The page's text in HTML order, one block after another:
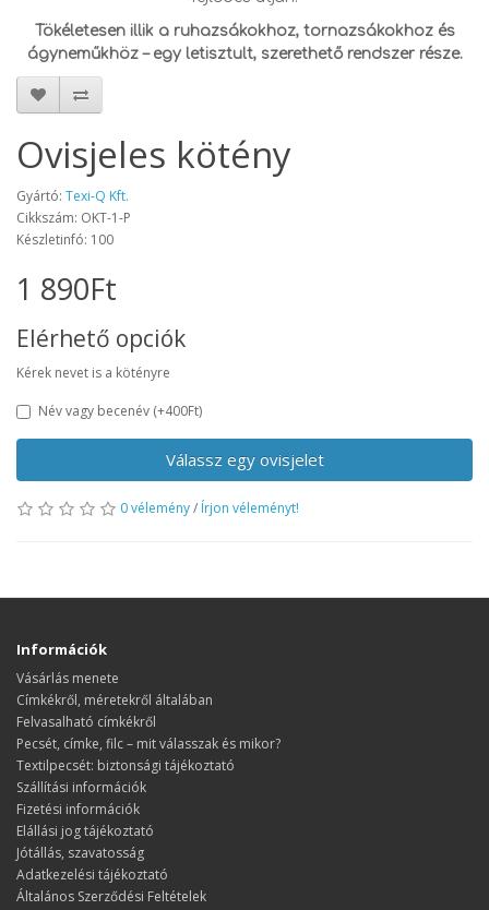
Tökéletesen illik a ruhazsákokhoz, tornazsákokhoz és
ágyneműkhöz – egy letisztult, szerethető rendszer része.
Ovisjeles kötény
Gyártó: Texi-Q Kft.
Cikkszám: OKT-1-P
Készletinfó: 100
1 890Ft
Elérhető opciók
Kérek nevet is a kötényre
Név vagy becenév (+400Ft)
Válassz egy ovisjelet
0 vélemény/ Írjon véleményt!
Információk
Vásárlás menete
​​​​​​​Címkékről, méretekről általában
Felvasalható címkékről
Pecsét, címke, filc – mit válasszak és mikor?
Textilpecsét: biztonsági tájékoztató
Szállítási információk
Fizetési információk
Elállási jog tájékoztató
Jótállás, szavatosság
Adatkezelési tájékoztató
Általános Szerződési Feltételek